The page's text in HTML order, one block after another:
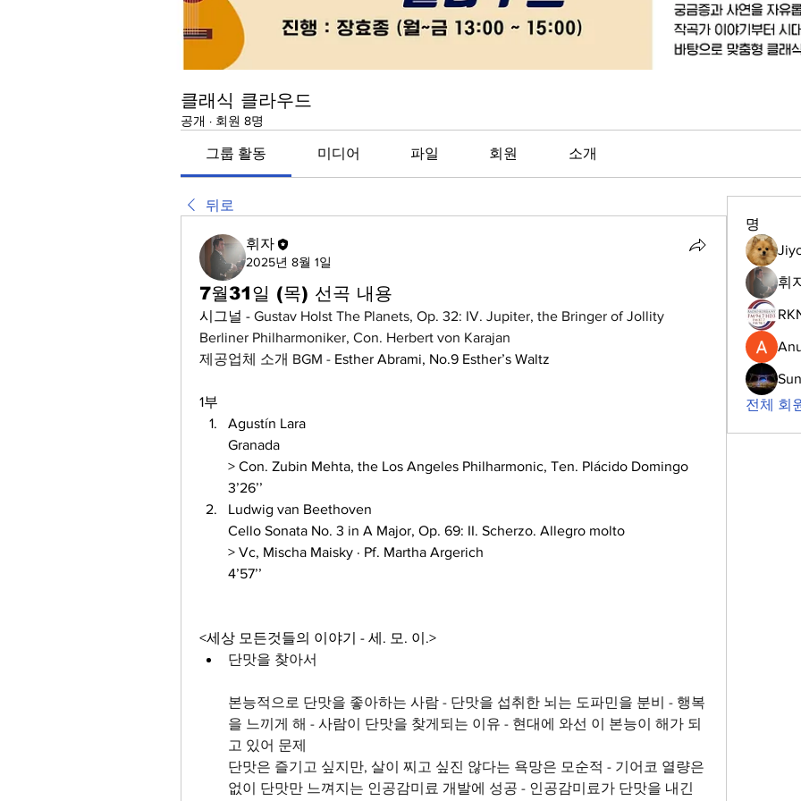
클래식 클라우드
공개 · 회원 8명
그룹 활동 미디어 파일 회원 소개
뒤로
휘자
2025년 8월 1일
7월31일 (목) 선곡 내용
시그널 - Gustav Holst The Planets, Op. 32: IV. Jupiter, the Bringer of Jollity
Berliner Philharmoniker, Con. Herbert von Karajan
제공업체 소개 BGM - Esther Abrami, No.9 Esther’s Waltz
1부
Agustín Lara
Granada
> Con. Zubin Mehta, the Los Angeles Philharmonic, Ten. Plácido Domingo
3’26’’
Ludwig van Beethoven
Cello Sonata No. 3 in A Major, Op. 69: II. Scherzo. Allegro molto
> Vc, Mischa Maisky · Pf. Martha Argerich
4’57’’
<세상 모든것들의 이야기 - 세. 모. 이.>
단맛을 찾아서
본능적으로 단맛을 좋아하는 사람 - 단맛을 섭취한 뇌는 도파민을 분비 - 행복
을 느끼게 해 - 사람이 단맛을 찾게되는 이유 - 현대에 와선 이 본능이 해가 되
고 있어 문제
단맛은 즐기고 싶지만, 살이 찌고 싶진 않다는 욕망은 모순적 - 기어코 열량은
없이 단맛만 느껴지는 인공감미료 개발에 성공 - 인공감미료가 단맛을 내긴
명
휘
전체 회